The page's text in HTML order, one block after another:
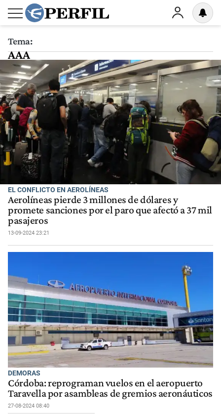
Tema:
AAA
EL CONFLICTO EN AEROLÍNEAS
Aerolíneas pierde 3 millones de dólares y
promete sanciones por el paro que afectó a 37 mil
pasajeros
13-09-2024 23:21
DEMORAS
Córdoba: reprograman vuelos en el aeropuerto
Taravella por asambleas de gremios aeronáuticos
27-08-2024 08:40